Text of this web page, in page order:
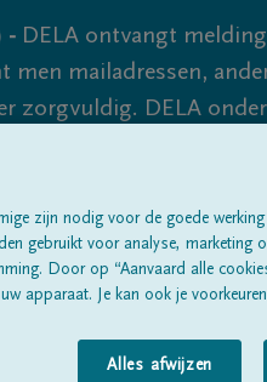
- DELA ontvangt
mailadressen,
zorgvuldig. DELA
sluiten, dus blijf
Alle
zijn nodig voor de goede
gebruikt voor analyse, marketing
Door op “Aanvaard alle
apparaat. Je kan ook je
Alles afwijzen